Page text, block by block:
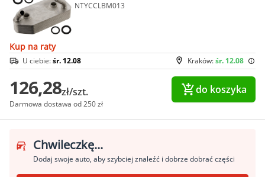
NTYCCLBM013
Kup na raty
Kraków:śr. 12.08
U ciebie:śr. 12.08
126,28zł/szt.
Darmowa dostawa od 250 zł
do koszyka
Chwileczkę...
Dodaj swoje auto, aby szybciej znaleźć i dobrze dobrać części